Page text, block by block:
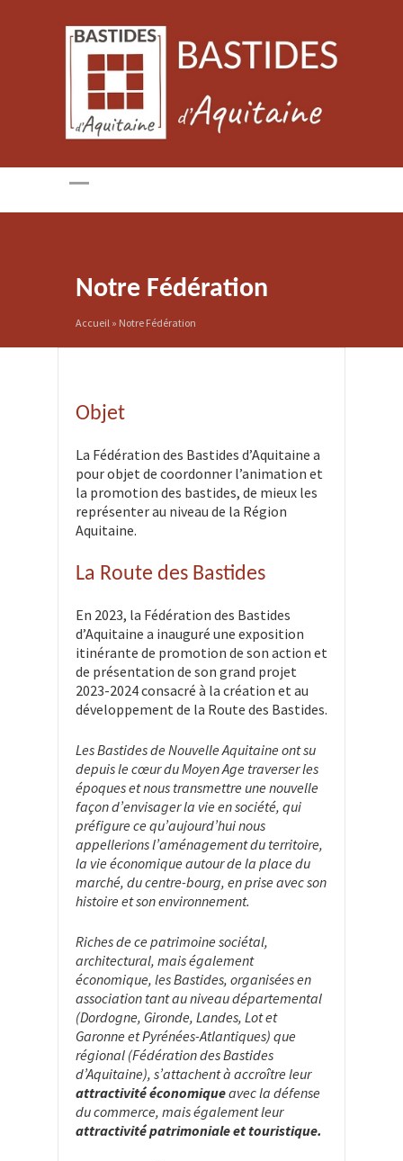
Notre Fédération
Accueil » Notre Fédération
Objet
La Fédération des Bastides d’Aquitaine a
pour objet de coordonner l’animation et
la promotion des bastides, de mieux les
représenter au niveau de la Région
Aquitaine.
La Route des Bastides
En 2023, la Fédération des Bastides
d’Aquitaine a inauguré une exposition
itinérante de promotion de son action et
de présentation de son grand projet
2023-2024 consacré à la création et au
développement de la Route des Bastides.
Les Bastides de Nouvelle Aquitaine ont su
depuis le cœur du Moyen Age traverser les
époques et nous transmettre une nouvelle
façon d’envisager la vie en société, qui
préfigure ce qu’aujourd’hui nous
appellerions l’aménagement du territoire,
la vie économique autour de la place du
marché, du centre-bourg, en prise avec son
histoire et son environnement.
Riches de ce patrimoine sociétal,
architectural, mais également
économique, les Bastides, organisées en
association tant au niveau départemental
(Dordogne, Gironde, Landes, Lot et
Garonne et Pyrénées-Atlantiques) que
régional (Fédération des Bastides
d’Aquitaine), s’attachent à accroître leur
attractivité économiqueavec la défense
du commerce, mais également leur
attractivité patrimoniale et touristique.